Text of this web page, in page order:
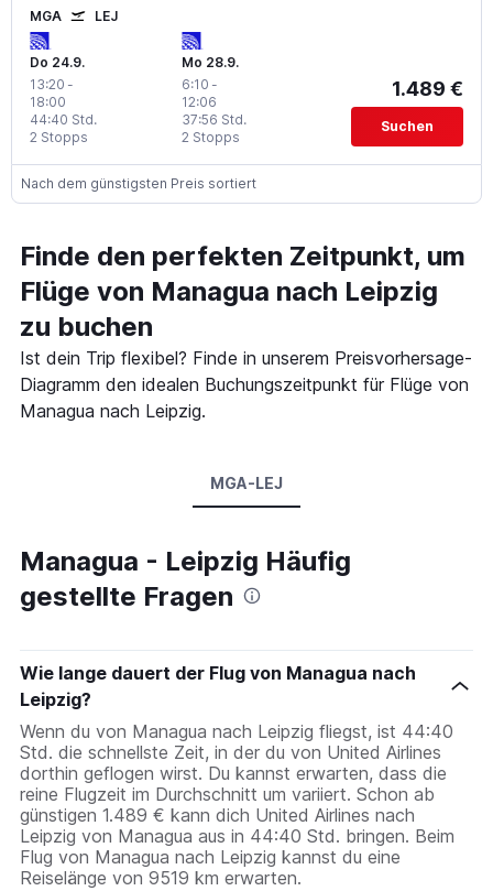
MGA LEJ
Do 24.9.
13:20 -
18:00
2 Stopps
44:40 Std.
Mo 28.9.
6:10 -
12:06
2 Stopps
37:56 Std.
1.489 €
Suchen
Nach dem günstigsten Preis sortiert
Finde den perfekten Zeitpunkt, um
Flüge von Managua nach Leipzig
zu buchen
Ist dein Trip flexibel? Finde in unserem Preisvorhersage-
Diagramm den idealen Buchungszeitpunkt für Flüge von
Managua nach Leipzig.
MGA-LEJ
Managua - Leipzig Häufig
gestellte Fragen
Wie lange dauert der Flug von Managua nach
Leipzig?
Wenn du von Managua nach Leipzig fliegst, ist 44:40
Std. die schnellste Zeit, in der du von United Airlines
dorthin geflogen wirst. Du kannst erwarten, dass die
reine Flugzeit im Durchschnitt um variiert. Schon ab
günstigen 1.489 € kann dich United Airlines nach
Leipzig von Managua aus in 44:40 Std. bringen. Beim
Flug von Managua nach Leipzig kannst du eine
Reiselänge von 9519 km erwarten.